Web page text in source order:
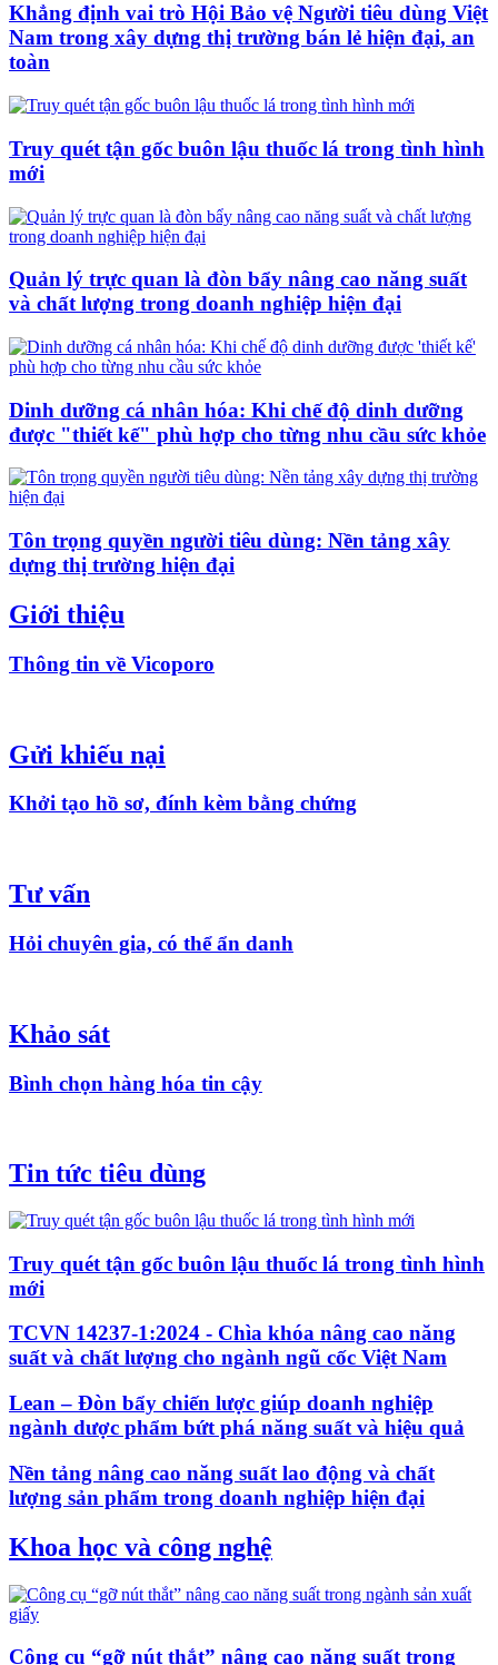
Khẳng định vai trò Hội Bảo vệ Người tiêu dùng Việt
Nam trong xây dựng thị trường bán lẻ hiện đại, an
toàn
Truy quét tận gốc buôn lậu thuốc lá trong tình hình
mới
Quản lý trực quan là đòn bẩy nâng cao năng suất
và chất lượng trong doanh nghiệp hiện đại
Dinh dưỡng cá nhân hóa: Khi chế độ dinh dưỡng
được "thiết kế" phù hợp cho từng nhu cầu sức khỏe
Tôn trọng quyền người tiêu dùng: Nền tảng xây
dựng thị trường hiện đại
Giới thiệu
Thông tin về Vicoporo
Gửi khiếu nại
Khởi tạo hồ sơ, đính kèm bằng chứng
Tư vấn
Hỏi chuyên gia, có thể ẩn danh
Khảo sát
Bình chọn hàng hóa tin cậy
Tin tức tiêu dùng
Truy quét tận gốc buôn lậu thuốc lá trong tình hình
mới
TCVN 14237-1:2024 - Chìa khóa nâng cao năng
suất và chất lượng cho ngành ngũ cốc Việt Nam
Lean – Đòn bẩy chiến lược giúp doanh nghiệp
ngành dược phẩm bứt phá năng suất và hiệu quả
Nền tảng nâng cao năng suất lao động và chất
lượng sản phẩm trong doanh nghiệp hiện đại
Khoa học và công nghệ
Công cụ “gỡ nút thắt” nâng cao năng suất trong